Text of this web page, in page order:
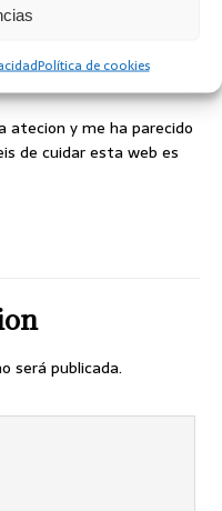
Política de cookies
atecion y me ha parecido
de cuidar esta web es
será publicada.